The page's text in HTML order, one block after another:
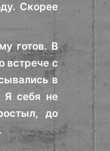
Скорее
готов. В
встрече с
в
Я себя не
до